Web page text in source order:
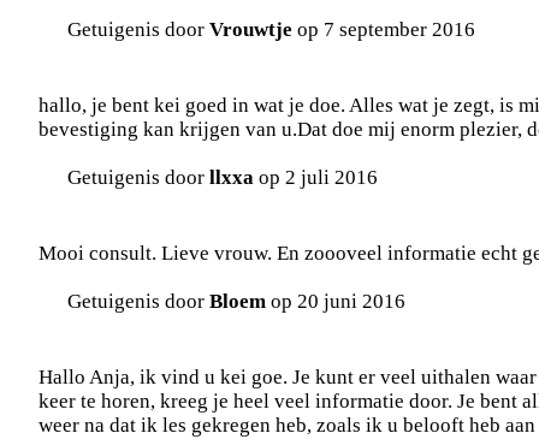
Getuigenis door Vrouwtje op 7 september 2016
hallo, je bent kei goed in wat je doe. Alles wat je zegt, is
bevestiging kan krijgen van u.Dat doe mij enorm plezier,
Getuigenis door llxxa op 2 juli 2016
Mooi consult. Lieve vrouw. En zoooveel informatie echt
Getuigenis door Bloem op 20 juni 2016
Hallo Anja, ik vind u kei goe. Je kunt er veel uithalen
keer te horen, kreeg je heel veel informatie door. Je bent
weer na dat ik les gekregen heb, zoals ik u belooft heb